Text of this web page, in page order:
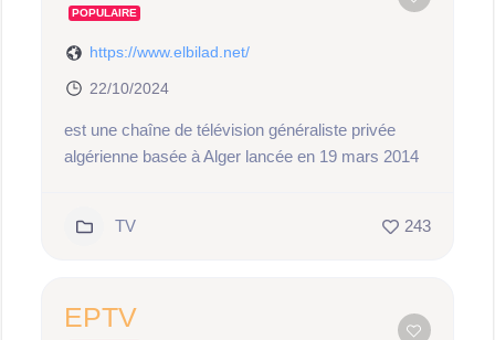
POPULAIRE
https://www.elbilad.net/
22/10/2024
est une chaîne de télévision généraliste privée
algérienne basée à Alger lancée en 19 mars 2014
TV 243
EPTV